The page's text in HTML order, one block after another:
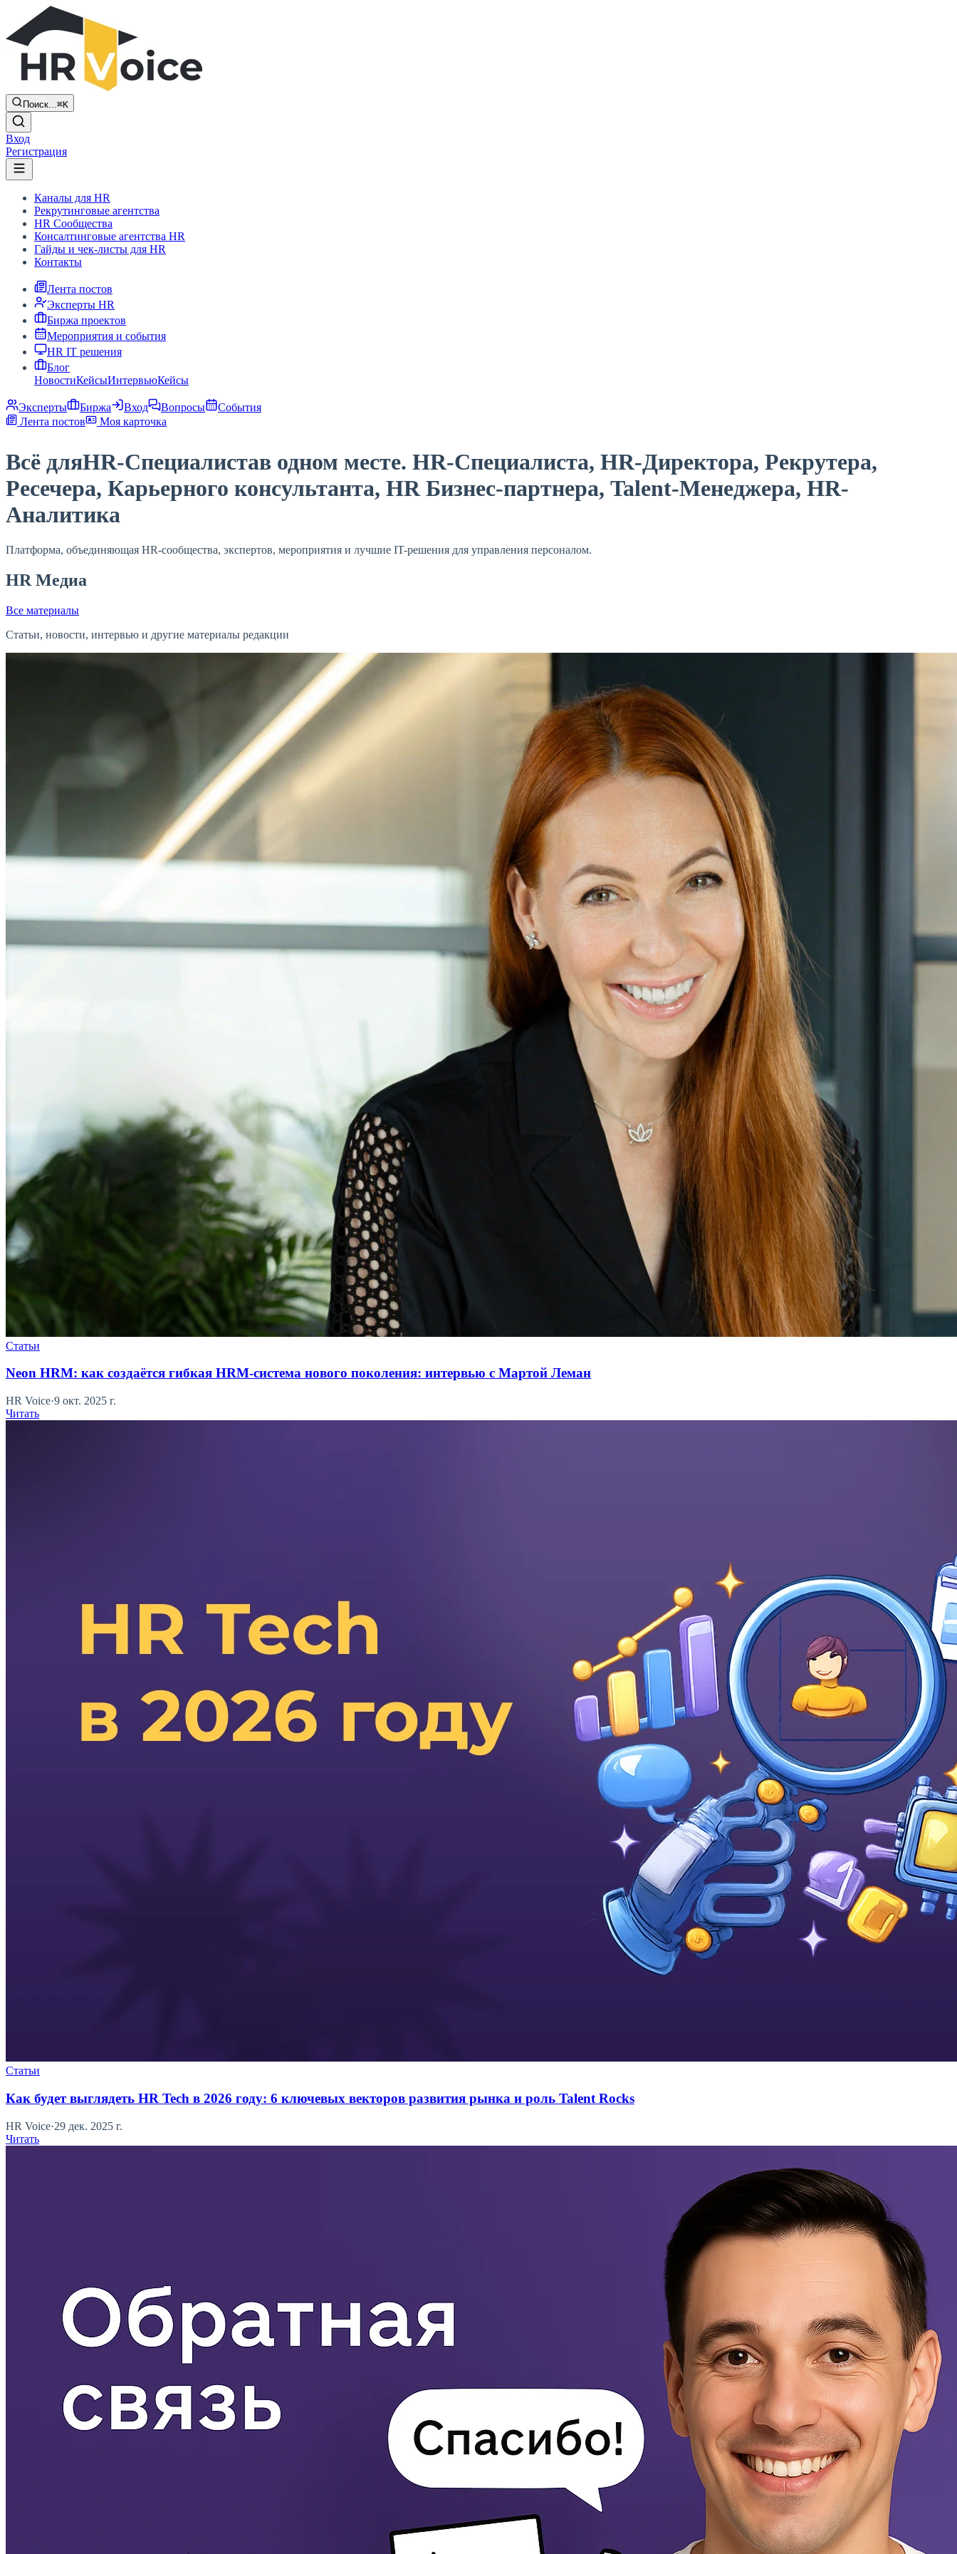
Поиск...⌘K
Вход
Регистрация
Каналы для HR
Рекрутинговые агентства
HR Сообщества
Консалтинговые агентства HR
Гайды и чек-листы для HR
Контакты
Лента постов
Эксперты HR
Биржа проектов
Мероприятия и события
HR IT решения
Блог
НовостиКейсыИнтервьюКейсы
Эксперты Биржа Вход Вопросы
События
Лента постов
Моя карточка
Всё дляHR-Специалистав одном месте. HR-Специалиста, HR-Директора, Рекрутера,
Ресечера, Карьерного консультанта, HR Бизнес-партнера, Talent-Менеджера, HR-
Аналитика
Платформа, объединяющая HR-сообщества, экспертов, мероприятия и лучшие IT-решения для управления персоналом.
HR Медиа
Все материалы
Статьи, новости, интервью и другие материалы редакции
Статьи
Neon HRM: как создаётся гибкая HRM-система нового поколения: интервью с Мартой Леман
HR Voice·9 окт. 2025 г.
Читать
Статьи
Как будет выглядеть HR Tech в 2026 году: 6 ключевых векторов развития рынка и роль Talent Rocks
HR Voice·29 дек. 2025 г.
Читать